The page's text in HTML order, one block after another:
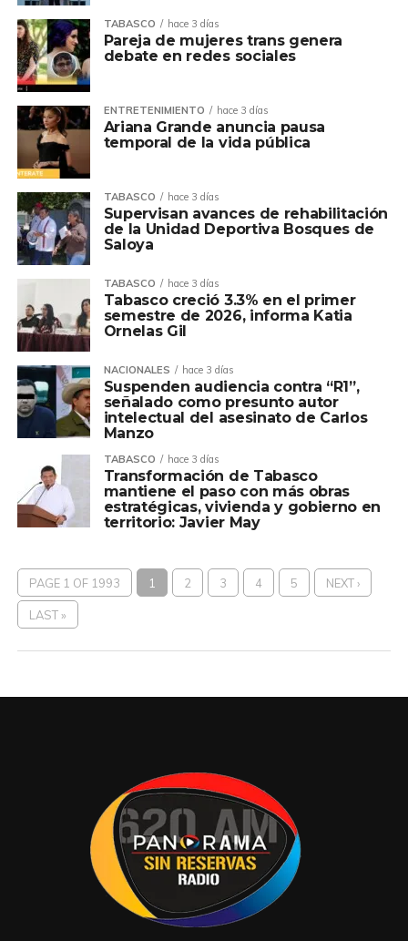
TABASCO hace 3 días
Pareja de mujeres trans genera
debate en redes sociales
ENTRETENIMIENTO hace 3 días
Ariana Grande anuncia pausa
temporal de la vida pública
TABASCO hace 3 días
Supervisan avances de rehabilitación
de la Unidad Deportiva Bosques de
Saloya
TABASCO hace 3 días
Tabasco creció 3.3% en el primer
semestre de 2026, informa Katia
Ornelas Gil
NACIONALES hace 3 días
Suspenden audiencia contra “R1”,
señalado como presunto autor
intelectual del asesinato de Carlos
Manzo
TABASCO hace 3 días
Transformación de Tabasco
mantiene el paso con más obras
estratégicas, vivienda y gobierno en
territorio: Javier May
PAGE 1 OF 1993 1 2 3 4 5 NEXT ›
LAST »